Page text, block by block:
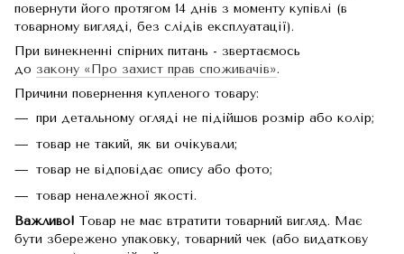
повернути його протягом 14 днів з моменту купівлі (в
товарному вигляді, без слідів експлуатації).
При винекненні спірних питань - звертаємось
до закону «Про захист прав споживачів».
Причини повернення купленого товару:
при детальному огляді не підійшов розмір або колір;
товар не такий, як ви очікували;
товар не відповідає опису або фото;
товар неналежної якості.
Важливо! Товар не має втратити товарний вигляд. Має
бути збережено упаковку, товарний чек (або видаткову